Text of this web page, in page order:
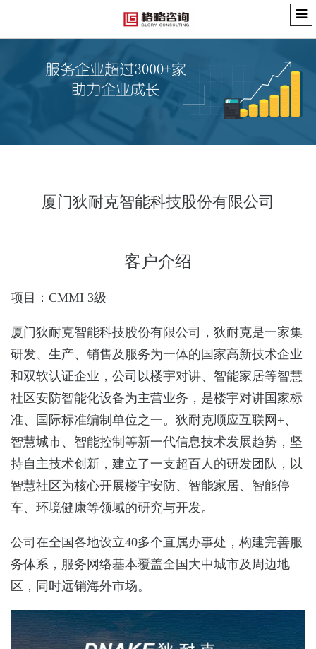
厦门狄耐克智能科技股份有限公司
客户介绍
项目：CMMI 3级
厦门狄耐克智能科技股份有限公司， 狄耐克是一家集
研发、生产、销售及服务为一体的国家高新技术企业
和双软认证企业，公司以楼宇对讲、智能家居等智慧
社区安防智能化设备为主营业务，是楼宇对讲国家标
准、国际标准编制单位之一。狄耐克顺应互联网 +、
智慧城市、智能控制等新一代信息技术发展趋势，坚
持自主技术创新，建立了一支超百人的研发团队，以
智慧社区为核心开展楼宇安防、智能家居、智能停
车、环境健康等领域的研究与开发。
公司在全国各地设立40多个直属办事处，构建完善服
务体系，服务网络基本覆盖全国大中城市及周边地
区，同时远销海外市场。